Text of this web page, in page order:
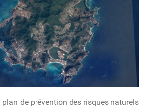
de prévention des risques naturels